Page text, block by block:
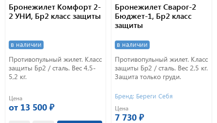
Бронежилет Комфорт 2-
2 УНИ, Бр2 класс защиты
в наличии
Противопульный жилет. Класс
защиты Бр2 / сталь. Вес 4,5-
5,2 кг.
Цена
от 13 500 ₽
Бронежилет Сварог-2
Бюджет-1, Бр2 класс
защиты
в наличии
Противопульный жилет. Класс
защиты Бр2 / сталь. Вес 2,5 кг.
Защита только груди.
Бренд: Береги Себя
Цена
7 730 ₽